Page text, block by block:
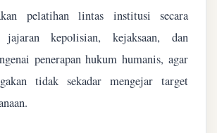
pelatihan lintas institusi secara
kepolisian, kejaksaan, dan
penerapan hukum humanis, agar
tidak sekadar mengejar target